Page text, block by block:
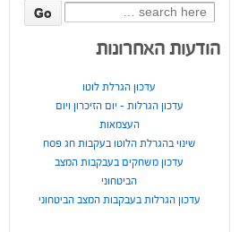
Search
for:
הודעות האחרונות
עדכון הגרלת לוטו
עדכון הגרלות – יום הזיכרון ויום
העצמאות
שינוי בהגרלת הלוטו בעקבות חג פסח
עדכון משחקים בעבקבות המצב
הביטחוני
עדכון הגרלות בעבקבות המצב הביטחוני